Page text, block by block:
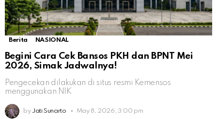
Berita NASIONAL
Begini Cara Cek Bansos PKH dan BPNT Mei
2026, Simak Jadwalnya!
Pengecekan dilakukan di situs resmi Kemensos
menggunakan NIK
by Jati Sunarto May 8, 2026, 3:00 pm